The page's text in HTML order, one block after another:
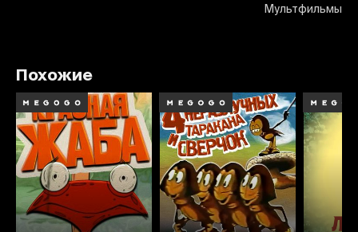
Мультфильмы
Похожие